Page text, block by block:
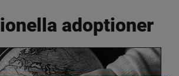
adoptioner